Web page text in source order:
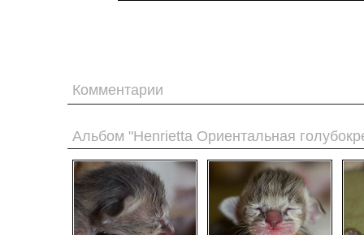
Комментарии
Альбом "Henrietta Ориентальная